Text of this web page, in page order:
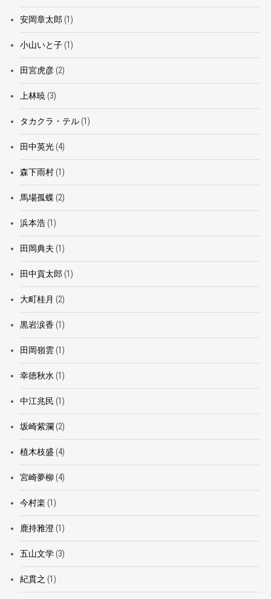
安岡章太郎 (1)
小山いと子(1)
田宮虎彦(2)
上林暁 (3)
タカクラ・テル(1)
田中英光(4)
森下雨村(1)
馬場孤蝶 (2)
浜本浩(1)
田岡典夫 (1)
田中貢太郎 (1)
大町桂月 (2)
黒岩涙香(1)
田岡嶺雲(1)
幸徳秋水 (1)
中江兆民 (1)
坂崎紫瀾 (2)
植木枝盛 (4)
宮崎夢柳 (4)
今村楽 (1)
鹿持雅澄(1)
五山文学(3)
紀貫之 (1)